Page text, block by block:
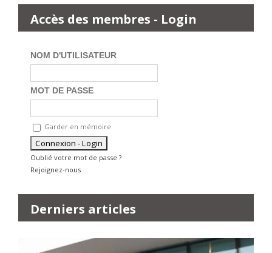
Accès des membres - Login
NOM D'UTILISATEUR
MOT DE PASSE
Garder en mémoire
Oublié votre mot de passe ?
Rejoignez-nous
Derniers articles